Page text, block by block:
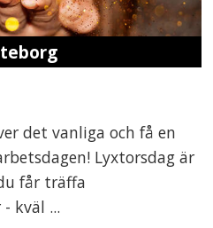
det vanliga och få en
Lyxtorsdag är
får träffa
kväl ...